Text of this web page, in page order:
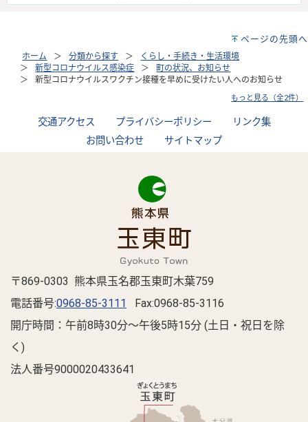
ページの先頭へ
ホーム 分類から探す
くらし・手続き・生活環境
新型コロナウイルス感染症
町の状況、お知らせ
新型コロナウイルスワクチン接種を早めに受けたい人へのお知らせ
もっと見る（全2件）
交通アクセス プライバシーポリシー
リンク集
お問い合わせ
サイトマップ
〒869-0303 熊本県玉名郡玉東町木葉759
電話番号:0968-85-3111
Fax:0968-85-3116
開庁時間：午前8時30分～午後5時15分 (土日・祝日を除
く)
法人番号9000020433641